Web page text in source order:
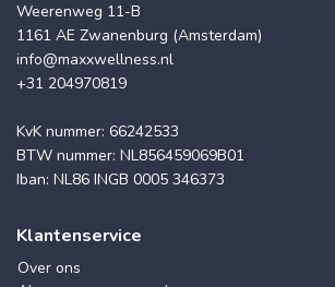
Weerenweg 11-B
1161 AE Zwanenburg (Amsterdam)
info@maxxwellness.nl
+31 204970819
KvK nummer: 66242533
BTW nummer: NL856459069B01
Iban: NL86 INGB 0005 346373
Klantenservice
Over ons